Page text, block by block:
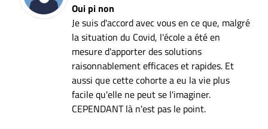
Oui pi non
Je suis d'accord avec vous en ce que, malgré
la situation du Covid, l'école a été en
mesure d'apporter des solutions
raisonnablement efficaces et rapides. Et
aussi que cette cohorte a eu la vie plus
facile qu'elle ne peut se l'imaginer.
CEPENDANT là n'est pas le point.